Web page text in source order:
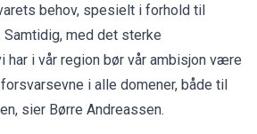
behov, spesielt i forhold til
Samtidig, med det sterke
har i vår region bør vår ambisjon være
i alle domener, både til
sier Børre Andreassen.